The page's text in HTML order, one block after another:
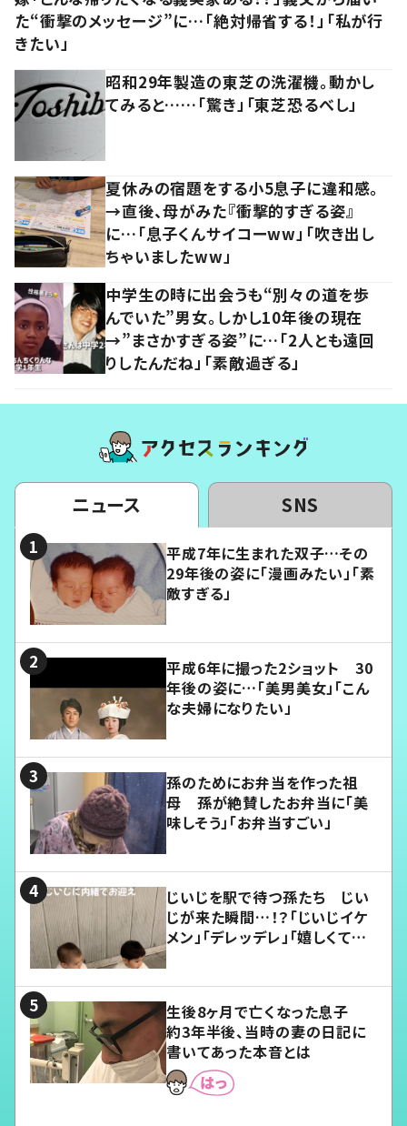
た“衝撃のメッセージ”に…「絶対帰省する！」「私が行
きたい」
昭和29年製造の東芝の洗濯機。動かし
てみると……「驚き」「東芝恐るべし」
夏休みの宿題をする小5息子に違和感。
→直後、母がみた『衝撃的すぎる姿』
に…「息子くんサイコーww」「吹き出し
ちゃいましたww」
中学生の時に出会うも“別々の道を歩
んでいた”男女。しかし10年後の現在
→”まさかすぎる姿”に…「2人とも遠回
りしたんだね」「素敵過ぎる」
ニュース SNS
平成7年に生まれた双子…その
29年後の姿に「漫画みたい」「素
敵すぎる」
平成6年に撮った2ショット 30
年後の姿に…「美男美女」「こん
な夫婦になりたい」
孫のためにお弁当を作った祖
母 孫が絶賛したお弁当に「美
味しそう」「お弁当すごい」
じいじを駅で待つ孫たち じい
じが来た瞬間…！？「じいじイケ
メン」「デレッデレ」「嬉しくて可
生後8ヶ月で亡くなった息子
約3年半後、当時の妻の日記に
書いてあった本音とは